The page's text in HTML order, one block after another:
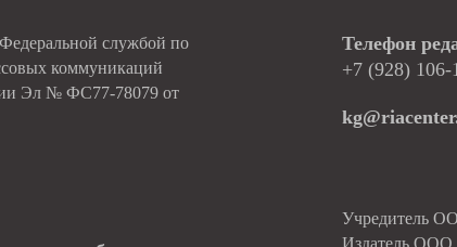
службой по
коммуникаций
Эл № ФС77-78079 от
Телефон
+7 (928) 106-
Учредитель
Издатель